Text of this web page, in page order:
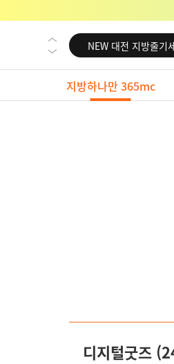
NEW 교대 지방줄기
NEW 대전 지방줄기
NEW 노원 지방줄기
NEW 미국 LA
지방하나만 365mc
디지털굿즈